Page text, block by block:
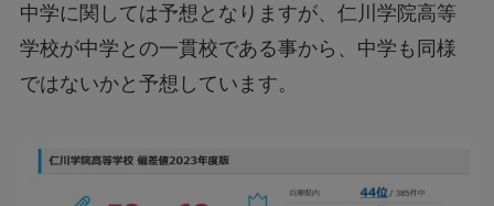
中学に関しては予想となりますが、仁川学院高等
学校が中学との一貫校である事から、中学も同様
ではないかと予想しています。